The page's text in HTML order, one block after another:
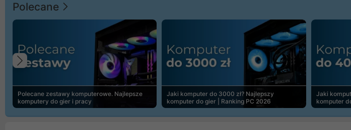
Polecane
Polecane zestawy komputerowe. Najlepsze
komputery do gier i pracy
Jaki komputer do 3000 zł? Najlepszy
komputer do gier | Ranking PC 2026
Jaki
komputer
Poprzedni